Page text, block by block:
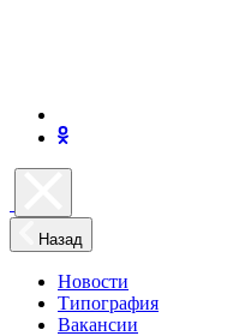
Назад
Новости
Типография
Вакансии